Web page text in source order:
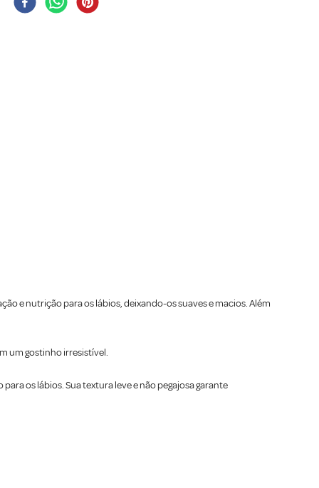
e nutrição para os lábios, deixando-os suaves e macios. Além
um gostinho irresistível.
os lábios. Sua textura leve e não pegajosa garante